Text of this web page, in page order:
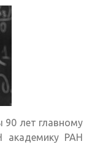
90 лет главному
академику РАН